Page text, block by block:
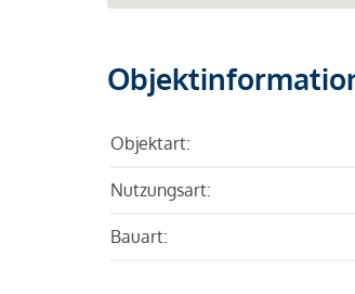
Objektart:
Nutzungsart:
Bauart: